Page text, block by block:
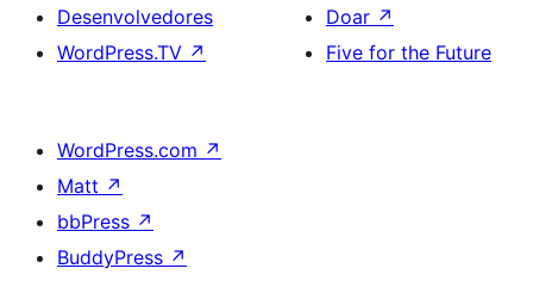
Desenvolvedores
WordPress.TV ↗
Doar ↗
Five for the Future
WordPress.com ↗
Matt ↗
bbPress ↗
BuddyPress ↗